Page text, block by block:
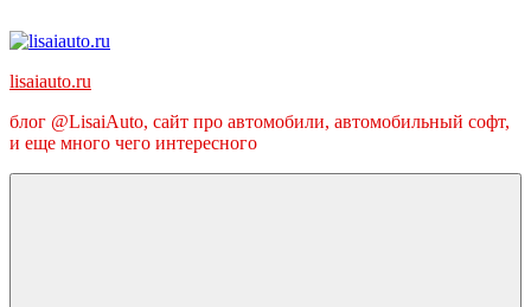
к
lisaiauto.ru
блог @LisaiAuto, сайт про автомобили, автомобильный софт,
и еще много чего интересного